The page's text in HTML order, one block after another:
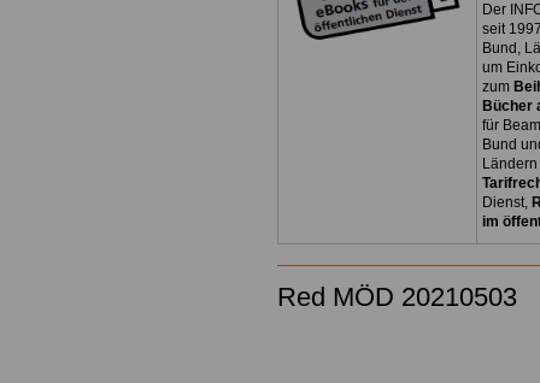
Der
seit
Bund,
um
zum
Bücher
für
Bund
Dienst,
im
Red MÖD 20210503